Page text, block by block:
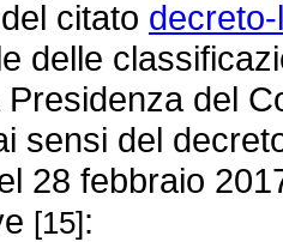
citato
delle
del
sensi del
28 febbraio
[15]: